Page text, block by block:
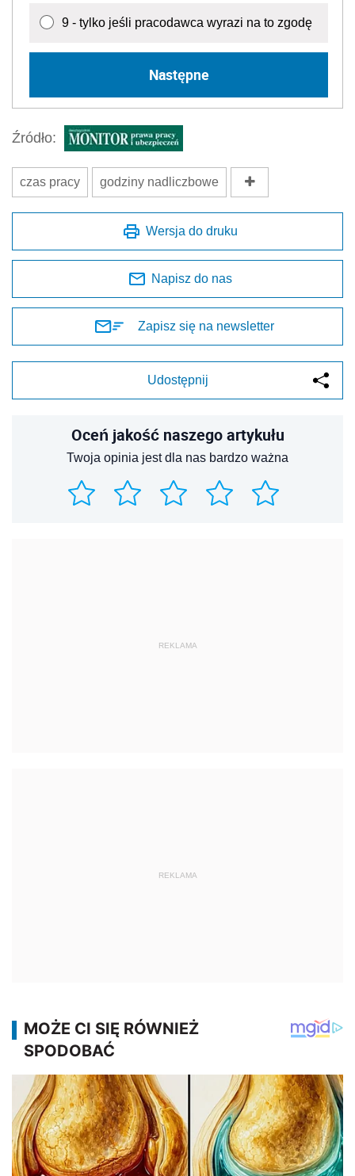
9 - tylko jeśli pracodawca wyrazi na to zgodę
Następne
Źródło:
czas pracy godziny nadliczbowe
Wersja do druku
Napisz do nas
Zapisz się na newsletter
Udostępnij
Oceń jakość naszego artykułu
Twoja opinia jest dla nas bardzo ważna
REKLAMA
REKLAMA